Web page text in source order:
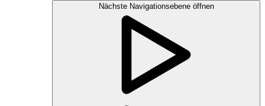
Nächste Navigationsebene öffnen